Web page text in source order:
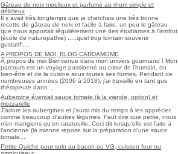
Gâteau de noix moelleux et parfumé au rhum simple et
délicieux
Il y avait très longtemps que je cherchais une très bonne
recette de gâteau de noix et facile à faire, un peu le gâteau
que nous apportait régulièrement une des étudiantes à l'institut
(école de naturopathie) .....quel trop lointain souvenir
gustatif!...
A PROPOS DE MOI, BLOG CARDAMOME
À propos de moi Bienvenue dans mon univers gourmand ! Mon
parcours est un voyage passionné au cœur de l'humain, du
bien-être et de la cuisine sous toutes ses formes. Pendant de
nombreuses années (2006 à 2018), j'ai travaillé en tant que
thérapeute dans...
Aubergine éventail sauce tomate (à la viande, option) et
mozzarelle
J'adore les aubergines et j'aurai mis du temps à les apprécier,
comme beaucoup d'autres légumes. Faut dire que petite, nous
n'en mangions qu'en ratatouille. Ceci dit lorsqu'elle est faite à
l'ancienne (la mienne repose sur la préparation d'une sauce
tomate...
Petite Quiche pour solo au bacon ou VG, cuisson four ou